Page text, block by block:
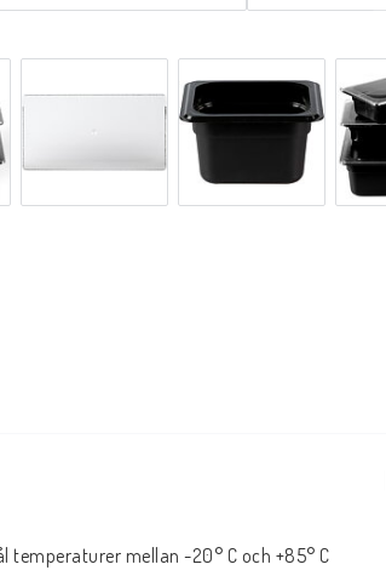
temperaturer mellan -20° C och +85° C